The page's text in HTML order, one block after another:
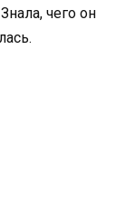
чего он